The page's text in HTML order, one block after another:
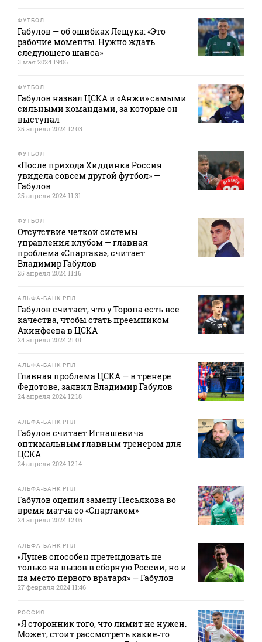
ФУТБОЛ
Габулов — об ошибках Лещука: «Это
рабочие моменты. Нужно ждать
следующего шанса»
3 мая 2024 19:06
ФУТБОЛ
Габулов назвал ЦСКА и «Анжи» самыми
сильными командами, за которые он
выступал
25 апреля 2024 12:03
ФУТБОЛ
«После прихода Хиддинка Россия
увидела совсем другой футбол» —
Габулов
25 апреля 2024 11:31
ФУТБОЛ
Отсутствие четкой системы
управления клубом — главная
проблема «Спартака», считает
Владимир Габулов
25 апреля 2024 11:16
АЛЬФА-БАНК РПЛ
Габулов считает, что у Торопа есть все
качества, чтобы стать преемником
Акинфеева в ЦСКА
24 апреля 2024 21:01
АЛЬФА-БАНК РПЛ
Главная проблема ЦСКА — в тренере
Федотове, заявил Владимир Габулов
24 апреля 2024 12:18
АЛЬФА-БАНК РПЛ
Габулов считает Игнашевича
оптимальным главным тренером для
ЦСКА
24 апреля 2024 12:14
АЛЬФА-БАНК РПЛ
Габулов оценил замену Песьякова во
время матча со «Спартаком»
24 апреля 2024 12:05
АЛЬФА-БАНК РПЛ
«Лунев способен претендовать не
только на вызов в сборную России, но и
на место первого вратаря» — Габулов
27 февраля 2024 11:46
РОССИЯ
«Я сторонник того, что лимит не нужен.
Может, стоит рассмотреть какие‑то